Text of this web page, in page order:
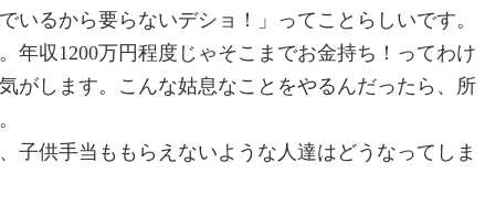
るから要らないデショ！」ってことらしいです。
年収1200万円程度じゃそこまでお金持ち！ってわけ
がします。こんな姑息なことをやるんだったら、所
子供手当ももらえないような人達はどうなってしま